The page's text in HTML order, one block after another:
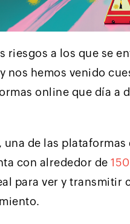
riesgos a los que se
nos hemos venido
online que día a
de las
con alrededor de
para ver y transmitir